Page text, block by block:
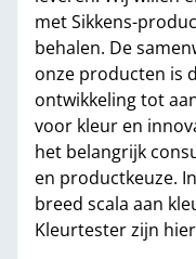
met Sikkens-
behalen. De
onze producten is
ontwikkeling tot
voor kleur en
het belangrijk
en productkeuze.
breed scala aan
Kleurtester zijn